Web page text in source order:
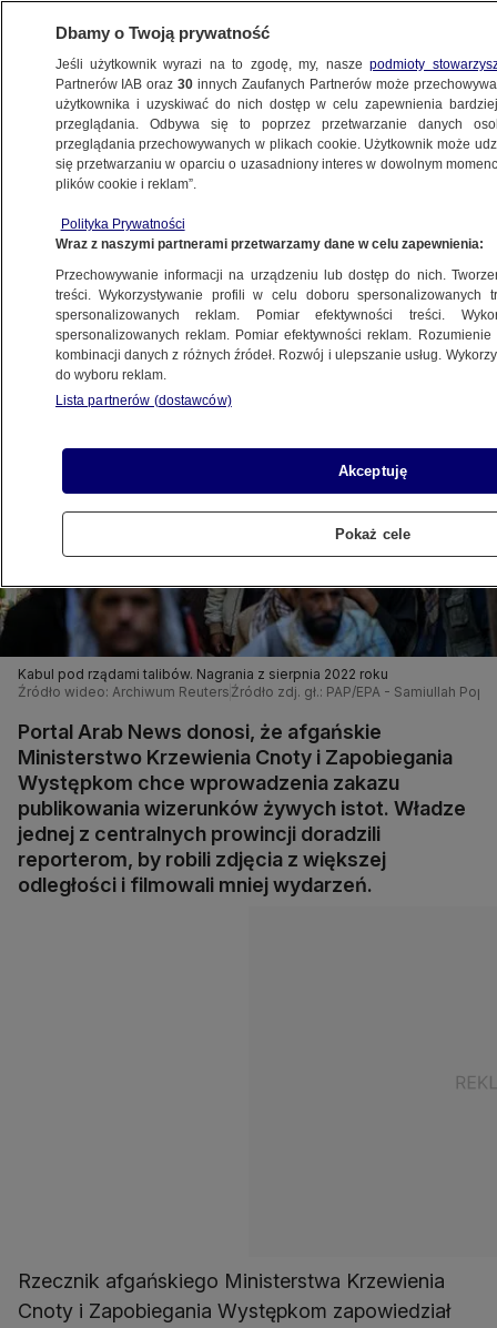
ŚWIAT
odległości. Nowe wytyczne dla prasy
15.10.2024, 07:46
Udostępnij
Kabul pod rządami talibów. Nagrania z sierpnia 2022 roku
Źródło wideo: Archiwum Reuters Źródło zdj. gł.: PAP/EPA - Samiullah Popal
Portal Arab News donosi, że afgańskie
Ministerstwo Krzewienia Cnoty i Zapobiegania
Występkom chce wprowadzenia zakazu
publikowania wizerunków żywych istot. Władze
jednej z centralnych prowincji doradzili
reporterom, by robili zdjęcia z większej
odległości i filmowali mniej wydarzeń.
Rzecznik afgańskiego Ministerstwa Krzewienia
Cnoty i Zapobiegania Występkom zapowiedział
Dbamy o Twoją prywatność
Jeśli użytkownik wyrazi na to zgodę, my, naszepodmioty
Partnerów IAB oraz30 innych Zaufanych Partnerów może
użytkownika i uzyskiwać do nich dostęp w celu zapewnienia
przeglądania. Odbywa się to poprzez przetwarzanie danych
przeglądania przechowywanych w plikach cookie. Użytkownik może
się przetwarzaniu w oparciu o uzasadniony interes w dowolnym
plików cookie i reklam”.
Polityka Prywatności
Wraz z naszymi partnerami przetwarzamy dane w celu zapewnienia:
Przechowywanie informacji na urządzeniu lub dostęp do nich.
treści. Wykorzystywanie profili w celu doboru spersonalizowanych
spersonalizowanych reklam. Pomiar efektywności treści.
spersonalizowanych reklam. Pomiar efektywności reklam.
kombinacji danych z różnych źródeł. Rozwój i ulepszanie usług.
do wyboru reklam.
Lista partnerów (dostawców)
Akceptuję
Pokaż cele